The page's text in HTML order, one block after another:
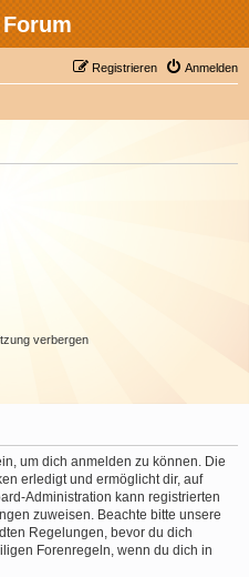
Anmelden
Registrieren
verbergen
um dich anmelden zu können. Die
erledigt und ermöglicht dir, auf
Administration kann registrierten
zuweisen. Beachte bitte unsere
Regelungen, bevor du dich
Forenregeln, wenn du dich in